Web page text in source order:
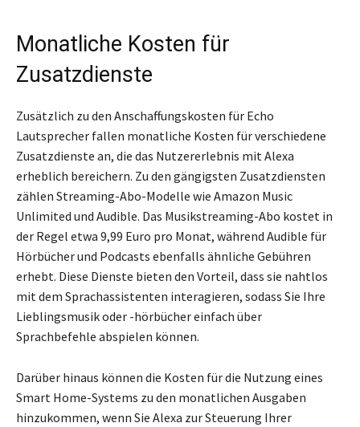
Monatliche Kosten für
Zusatzdienste
Zusätzlich zu den Anschaffungskosten für Echo
Lautsprecher fallen monatliche Kosten für verschiedene
Zusatzdienste an, die das Nutzererlebnis mit Alexa
erheblich bereichern. Zu den gängigsten Zusatzdiensten
zählen Streaming-Abo-Modelle wie Amazon Music
Unlimited und Audible. Das Musikstreaming-Abo kostet in
der Regel etwa 9,99 Euro pro Monat, während Audible für
Hörbücher und Podcasts ebenfalls ähnliche Gebühren
erhebt. Diese Dienste bieten den Vorteil, dass sie nahtlos
mit dem Sprachassistenten interagieren, sodass Sie Ihre
Lieblingsmusik oder -hörbücher einfach über
Sprachbefehle abspielen können.
Darüber hinaus können die Kosten für die Nutzung eines
Smart Home-Systems zu den monatlichen Ausgaben
hinzukommen, wenn Sie Alexa zur Steuerung Ihrer